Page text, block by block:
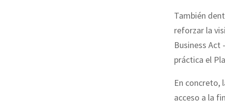
También
reforzar la
Business Act
práctica el
En concreto,
acceso a la